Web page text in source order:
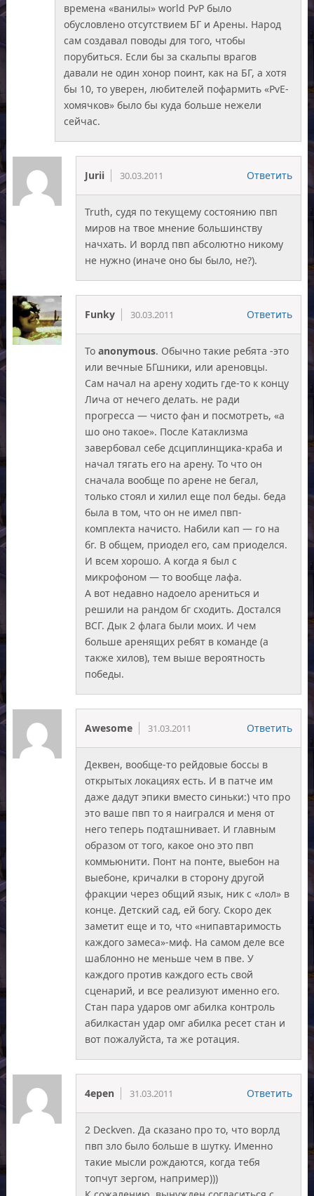
времена «ванилы» world PvP было
обусловлено отсутствием БГ и Арены. Народ
сам создавал поводы для того, чтобы
порубиться. Если бы за скальпы врагов
давали не один хонор поинт, как на БГ, а хотя
бы 10, то уверен, любителей пофармить «PvE-
хомячков» было бы куда больше нежели
сейчас.
Jurii 30.03.2011 Ответить
Truth, судя по текущему состоянию пвп
миров на твое мнение большинству
начхать. И ворлд пвп абсолютно никому
не нужно (иначе оно бы было, не?).
Funky 30.03.2011 Ответить
Toanonymous. Обычно такие ребята -это
или вечные БГшники, или ареновцы.
Сам начал на арену ходить где-то к концу
Лича от нечего делать. не ради
прогресса — чисто фан и посмотреть, «а
шо оно такое». После Катаклизма
завербовал себе дсциплинщика-краба и
начал тягать его на арену. То что он
сначала вообще по арене не бегал,
только стоял и хилил еще пол беды. беда
была в том, что он не имел пвп-
комплекта начисто. Набили кап — го на
бг. В общем, приодел его, сам приоделся.
И всем хорошо. А когда я был с
микрофоном — то вообще лафа.
А вот недавно надоело арениться и
решили на рандом бг сходить. Достался
ВСГ. Дык 2 флага были моих. И чем
больше аренящих ребят в команде (а
также хилов), тем выше вероятность
победы.
Awesome 31.03.2011 Ответить
Деквен, вообще-то рейдовые боссы в
открытых локациях есть. И в патче им
даже дадут эпики вместо синьки:) что про
это ваше пвп то я наигрался и меня от
него теперь подташнивает. И главным
образом от того, какое оно это пвп
коммьюнити. Понт на понте, выебон на
выебоне, кричалки в сторону другой
фракции через общий язык, ник с «лол» в
конце. Детский сад, ей богу. Скоро дек
заметит еще и то, что «нипавтаримость
каждого замеса»-миф. На самом деле все
шаблонно не меньше чем в пве. У
каждого против каждого есть свой
сценарий, и все реализуют именно его.
Стан пара ударов омг абилка контроль
абилкастан удар омг абилка ресет стан и
вот пожалуйста, та же ротация.
4epen 31.03.2011 Ответить
2 Deckven. Да сказано про то, что ворлд
пвп зло было больше в шутку. Именно
такие мысли рождаются, когда тебя
топчут зергом, например)))